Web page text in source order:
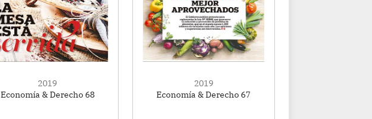
2019
Economía & Derecho 68
2019
Economía & Derecho 67